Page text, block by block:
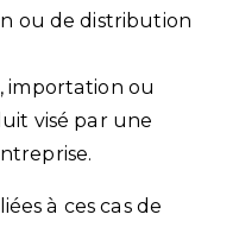
ou de distribution
importation ou
visé par une
à ces cas de